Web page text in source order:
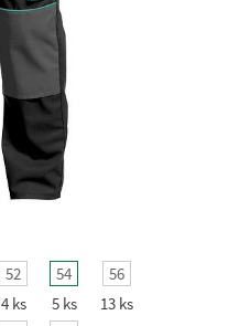
52
4 ks
54
5 ks
56
13 ks